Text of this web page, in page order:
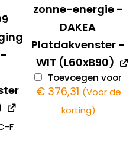
F
zonne-energie -
DAKEA
Platdakvenster -
WIT (L60xB90)
Toevoegen voor
€376,31 (Voor de
korting)